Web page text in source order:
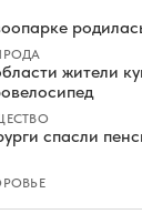
жители
спасли